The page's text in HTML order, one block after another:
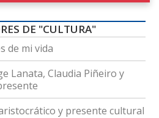
DE "CULTURA"
de mi vida
Lanata, Claudia Piñeiro y
y presente cultural